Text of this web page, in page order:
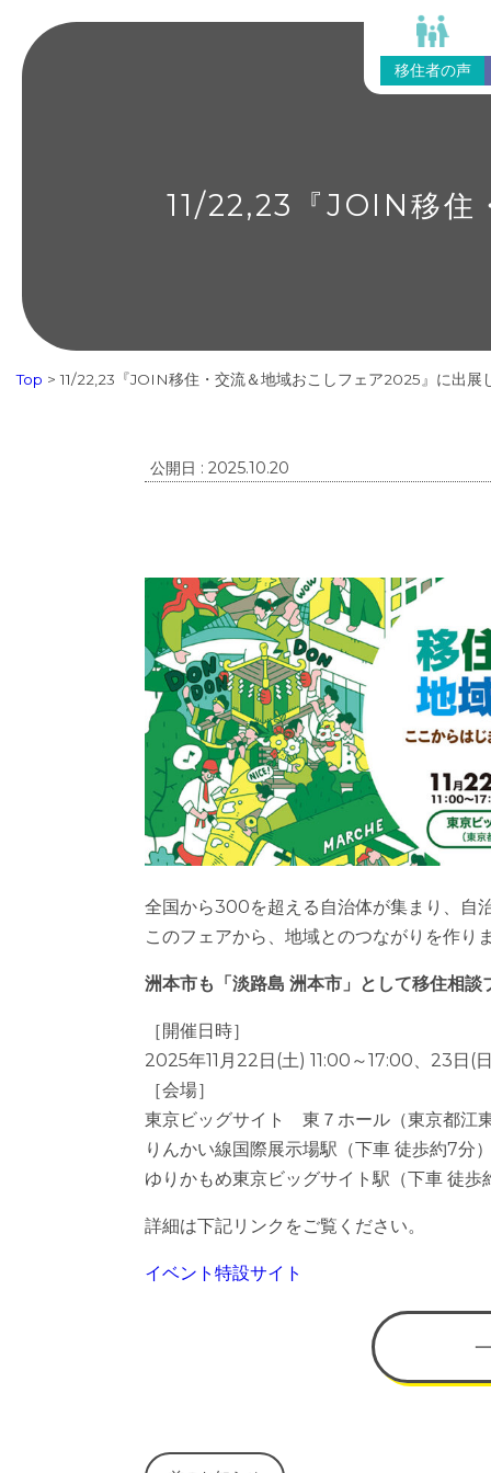
移住者の声
11/22,23『JOIN移住
Top >11/22,23『JOIN移住・交流＆地域おこしフェア2025』に出展
公開日 : 2025.10.20
全国から300を超える自治体が集まり、自
このフェアから、地域とのつながりを作り
洲本市も「淡路島 洲本市」として移住相談
［開催日時］
2025年11月22日(土) 11:00～17:00、23日(
［会場］
東京ビッグサイト 東７ホール（東京都江東
りんかい線国際展示場駅（下車 徒歩約7分）
ゆりかもめ東京ビッグサイト駅（下車 徒歩
詳細は下記リンクをご覧ください。
イベント特設サイト